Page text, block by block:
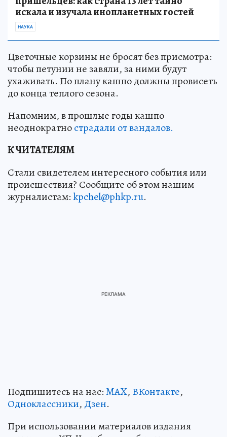
искала и изучала инопланетных гостей
НАУКА
Цветочные корзины не бросят без присмотра:
чтобы петунии не завяли, за ними будут
ухаживать. По плану кашпо должны провисеть
до конца теплого сезона.
Напомним, в прошлые годы кашпо
неоднократнострадали от вандалов.
К ЧИТАТЕЛЯМ
Стали свидетелем интересного события или
происшествия? Сообщите об этом нашим
журналистам:kpchel@phkp.ru.
Подпишитесь на нас:MAX, ВКонтакте,
Одноклассники, Дзен.
При использовании материалов издания